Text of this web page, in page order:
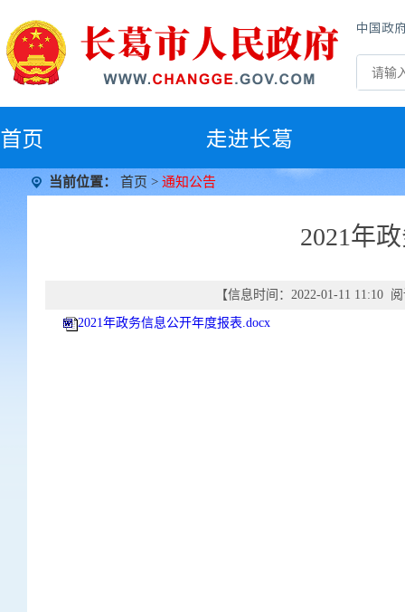
中国政
首页 走进长葛
当前位置： 首页 > 通知公告
2021年
【信息时间：2022-01-11 11:10
2021年政务信息公开年度报表.docx